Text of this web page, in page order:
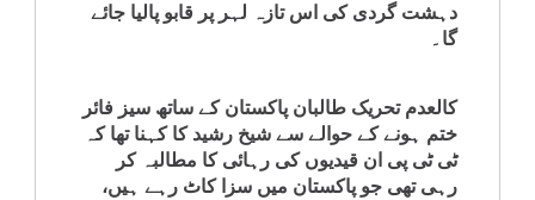
دہشت گردی کی اس تازہ لہر پر قابو پالیا جائے
گا۔
کالعدم تحریک طالبان پاکستان کے ساتھ سیز فائر
ختم ہونے کے حوالے سے شیخ رشید کا کہنا تھا کہ
ٹی ٹی پی ان قیدیوں کی رہائی کا مطالبہ کر
رہی تھی جو پاکستان میں سزا کاٹ رہے ہیں،